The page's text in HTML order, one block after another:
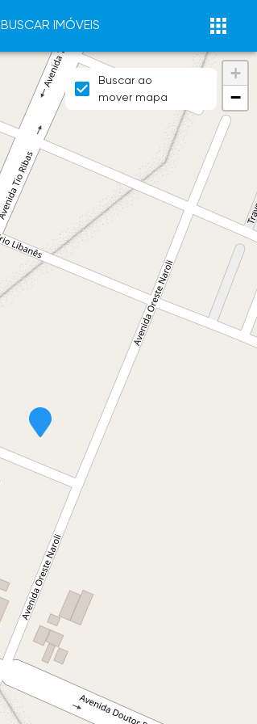
BUSCAR IMÓVEIS
+
−
Buscar ao
mover mapa